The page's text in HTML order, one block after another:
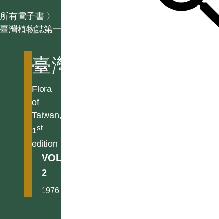
所有電子書 〉
臺灣植物誌第一版
臺灣植物誌第一版
Flora
of
Taiwan,
1st
edition
VOL.
2
1976